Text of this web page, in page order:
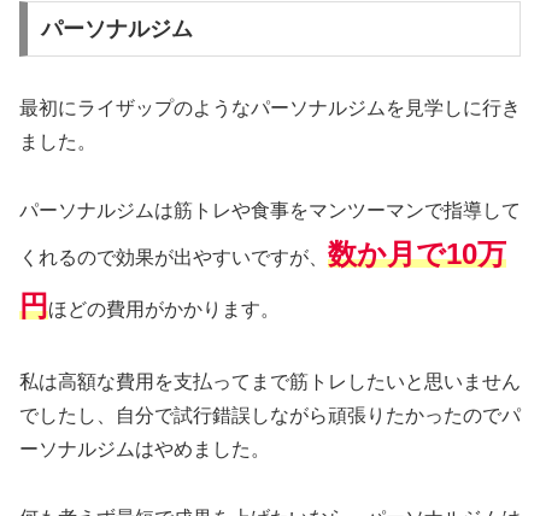
パーソナルジム
最初にライザップのようなパーソナルジムを見学しに行き
ました。
パーソナルジムは筋トレや食事をマンツーマンで指導して
くれるので効果が出やすいですが、 数か月で10万
円ほどの費用がかかります。
私は高額な費用を支払ってまで筋トレしたいと思いません
でしたし、自分で試行錯誤しながら頑張りたかったのでパ
ーソナルジムはやめました。